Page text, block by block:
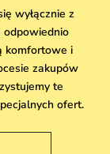
Odbiór
Techniczna
wyłącznie z
odpowiednio
komfortowe i
zakupów
te
ofert.